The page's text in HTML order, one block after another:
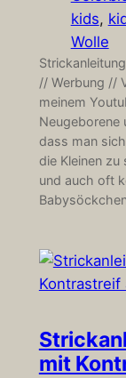
kids,
Wolle
// Werbung //
meinem
Neugeborene
dass man
die Kleinen
und auch oft
mit